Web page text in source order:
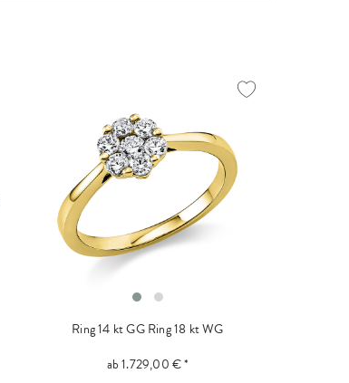
Ring 14 kt GGRing 18 kt WG
ab 1.729,00 € *